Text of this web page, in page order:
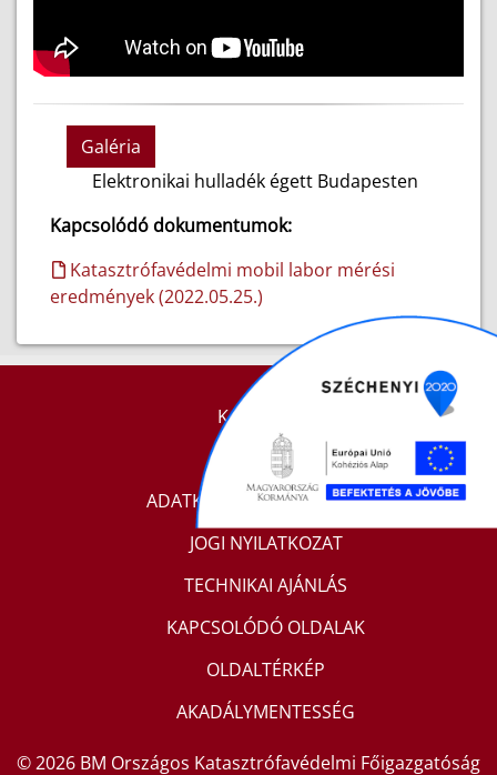
Galéria
Elektronikai hulladék égett Budapesten
Kapcsolódó dokumentumok:
Katasztrófavédelmi mobil labor mérési
eredmények (2022.05.25.)
KAPCSOLAT
IMPRESSZUM
ADATKEZELÉSI TÁJÉKOZTATÓ
JOGI NYILATKOZAT
TECHNIKAI AJÁNLÁS
KAPCSOLÓDÓ OLDALAK
OLDALTÉRKÉP
AKADÁLYMENTESSÉG
© 2026 BM Országos Katasztrófavédelmi Főigazgatóság